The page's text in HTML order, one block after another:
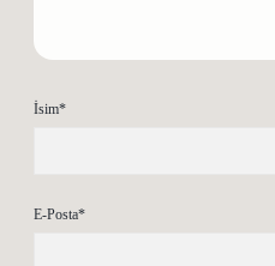
İsim*
E-Posta*